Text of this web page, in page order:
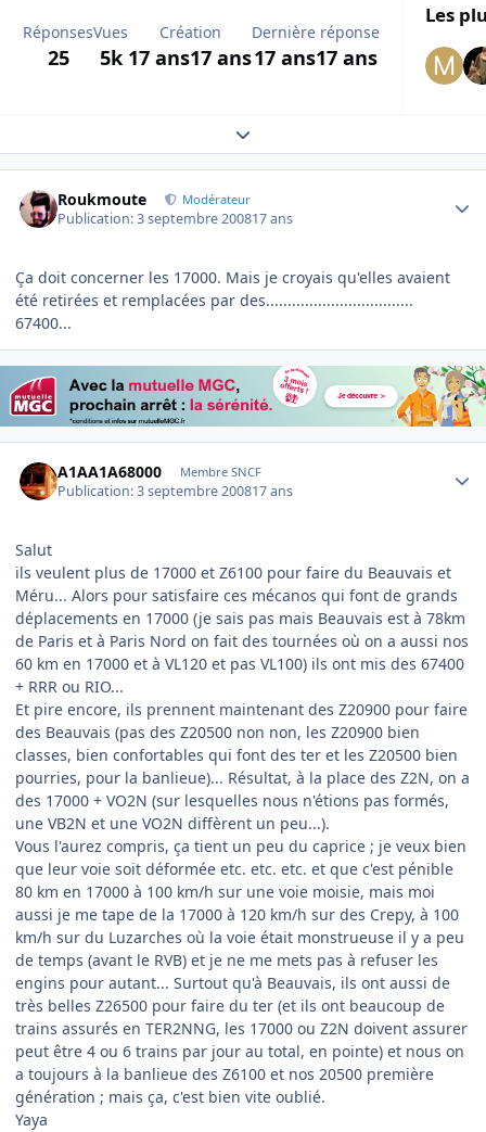
Réponses
25
Vues
5k
Création
17 ans17 ans
Dernière réponse
17 ans17 ans
Les
Expand topic overview
Roukmoute Modérateur
Publication:3 septembre 200817 ans
Ça doit concerner les 17000. Mais je croyais qu'elles avaient
été retirées et remplacées par des..................................
67400...
A1AA1A68000 Membre SNCF
Publication:3 septembre 200817 ans
Salut
ils veulent plus de 17000 et Z6100 pour faire du Beauvais et
Méru... Alors pour satisfaire ces mécanos qui font de grands
déplacements en 17000 (je sais pas mais Beauvais est à 78km
de Paris et à Paris Nord on fait des tournées où on a aussi nos
60 km en 17000 et à VL120 et pas VL100) ils ont mis des 67400
+ RRR ou RIO...
Et pire encore, ils prennent maintenant des Z20900 pour faire
des Beauvais (pas des Z20500 non non, les Z20900 bien
classes, bien confortables qui font des ter et les Z20500 bien
pourries, pour la banlieue)... Résultat, à la place des Z2N, on a
des 17000 + VO2N (sur lesquelles nous n'étions pas formés,
une VB2N et une VO2N diffèrent un peu...).
Vous l'aurez compris, ça tient un peu du caprice ; je veux bien
que leur voie soit déformée etc. etc. etc. et que c'est pénible
80 km en 17000 à 100 km/h sur une voie moisie, mais moi
aussi je me tape de la 17000 à 120 km/h sur des Crepy, à 100
km/h sur du Luzarches où la voie était monstrueuse il y a peu
de temps (avant le RVB) et je ne me mets pas à refuser les
engins pour autant... Surtout qu'à Beauvais, ils ont aussi de
très belles Z26500 pour faire du ter (et ils ont beaucoup de
trains assurés en TER2NNG, les 17000 ou Z2N doivent assurer
peut être 4 ou 6 trains par jour au total, en pointe) et nous on
a toujours à la banlieue des Z6100 et nos 20500 première
génération ; mais ça, c'est bien vite oublié.
Yaya